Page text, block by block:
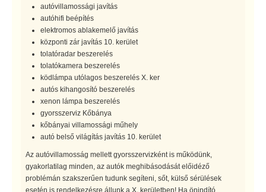
autóvillamossági javítás
autóhifi beépítés
elektromos ablakemelő javítás
központi zár javítás 10. kerület
tolatóradar beszerelés
tolatókamera beszerelés
ködlámpa utólagos beszerelés X. ker
autós kihangosító beszerelés
xenon lámpa beszerelés
gyorsszerviz Kőbánya
kőbányai villamossági műhely
autó belső világítás javítás 10. kerület
Az autóvillamosság mellett gyorsszervizként is működünk,
gyakorlatilag minden, az autók meghibásodását előidéző
problémán szakszerűen tudunk segíteni, sőt, külső sérülések